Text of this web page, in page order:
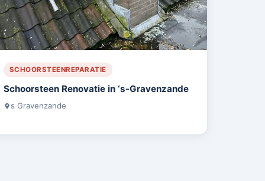
SCHOORSTEENREPARATIE
Schoorsteen Renovatie in ‘s-Gravenzande
s Gravenzande